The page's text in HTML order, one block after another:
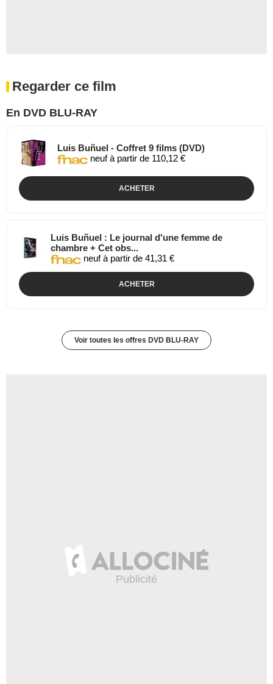
Regarder ce film
En DVD BLU-RAY
Luis Buñuel - Coffret 9 films (DVD)
neuf à partir de 110,12 €
ACHETER
Luis Buñuel : Le journal d'une femme de
chambre + Cet obs...
neuf à partir de 41,31 €
ACHETER
Voir toutes les offres DVD BLU-RAY